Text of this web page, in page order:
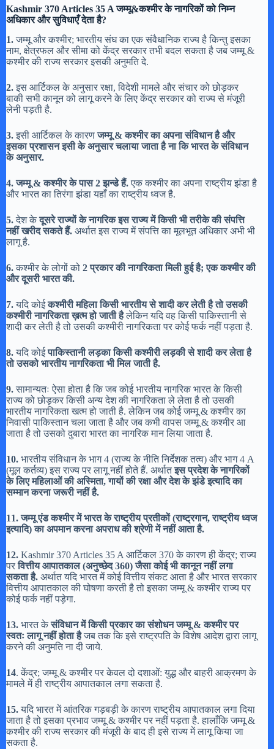
Kashmir 370 Articles 35 A जम्मू&कश्मीर के नागरिकों को निम्न
अधिकार और सुविधाएँ देता है?
1.जम्मू और कश्मीर; भारतीय संघ का एक संवैधानिक राज्य है किन्तु इसका
नाम, क्षेत्रफल और सीमा को केंद्र सरकार तभी बदल सकता है जब जम्मू &
कश्मीर की राज्य सरकार इसकी अनुमति दे.
2.इस आर्टिकल के अनुसार रक्षा, विदेशी मामले और संचार को छोड़कर
बाकी सभी कानून को लागू करने के लिए केंद्र सरकार को राज्य से मंजूरी
लेनी पड़ती है.
3.इसी आर्टिकल के कारण जम्मू &कश्मीर का अपना संविधान है और
इसका प्रशासन इसी के अनुसार चलाया जाता है ना कि भारत के संविधान
के अनुसार.
4. जम्मू &कश्मीर के पास 2झन्डे हैं.एक कश्मीर का अपना राष्ट्रीय झंडा है
और भारत का तिरंगा झंडा यहाँ का राष्ट्रीय ध्वज है.
5.देश केदूसरे राज्यों के नागरिक इस राज्य में किसी भी तरीके की संपत्ति
नहीं खरीद सकते हैं. अर्थात इस राज्य में संपत्ति का मूलभूत अधिकार अभी भी
लागू है.
6.कश्मीर के लोगों को 2प्रकार की नागरिकता मिली हुई है;एक कश्मीर की
और दूसरी भारत की.
7.यदि कोईकश्मीरी महिला किसी भारतीय से शादी कर लेती है तो उसकी
कश्मीरी नागरिकता ख़त्म हो जाती हैलेकिन यदि वह किसी पाकिस्तानी से
शादी कर लेती है तो उसकी कश्मीरी नागरिकता पर कोई फर्क नहीं पड़ता है.
8.यदि कोईपाकिस्तानी लड़का किसी कश्मीरी लड़की से शादी कर लेता है
तो उसको भारतीय नागरिकता भी मिल जाती है.
9.सामान्यतः ऐसा होता है कि जब कोई भारतीय नागरिक भारत के किसी
राज्य को छोड़कर किसी अन्य देश की नागरिकता ले लेता है तो उसकी
भारतीय नागरिकता खत्म हो जाती है. लेकिन जब कोई जम्मू & कश्मीर का
निवासी पाकिस्तान चला जाता है और जब कभी वापस जम्मू & कश्मीर आ
जाता है तो उसको दुबारा भारत का नागरिक मान लिया जाता है.
10. भारतीय संविधान के भाग 4 (राज्य के नीति निर्देशक तत्व) और भाग 4 A
(मूल कर्तव्य) इस राज्य पर लागू नहीं होते हैं. अर्थातइस प्रदेश के नागरिकों
के लिए महिलाओं की अस्मिता,गायों की रक्षा और देश के झंडे इत्यादि का
सम्मान करना जरूरी नहीं है.
11. जम्मू एंड कश्मीर में भारत के राष्ट्रीय प्रतीकों (राष्ट्रगान,राष्ट्रीय ध्वज
इत्यादि) का अपमान करना अपराध की श्रेणी में नहीं आता है.
12. Kashmir 370 Articles 35 A आर्टिकल 370 के कारण ही केंद्र; राज्य
परवित्तीय आपातकाल (अनुच्छेद 360) जैसा कोई भी कानून नहीं लगा
सकता है. अर्थात यदि भारत में कोई वित्तीय संकट आता है और भारत सरकार
वित्तीय आपातकाल की घोषणा करती है तो इसका जम्मू & कश्मीर राज्य पर
कोई फर्क नहीं पड़ेगा.
13. भारत केसंविधान में किसी प्रकार का संशोधन जम्मू &कश्मीर पर
स्वतः लागू नहीं होता हैजब तक कि इसे राष्ट्रपति के विशेष आदेश द्वारा लागू
करने की अनुमति ना दी जाये.
14. केंद्र; जम्मू & कश्मीर पर केवल दो दशाओं: युद्ध और बाहरी आक्रमण के
मामले में ही राष्ट्रीय आपातकाल लगा सकता है.
15.यदि भारत में आंतरिक गड़बड़ी के कारण राष्ट्रीय आपातकाल लगा दिया
जाता है तो इसका प्रभाव जम्मू & कश्मीर पर नहीं पड़ता है. हालाँकि जम्मू &
कश्मीर की राज्य सरकार की मंजूरी के बाद ही इसे राज्य में लागू किया जा
सकता है.